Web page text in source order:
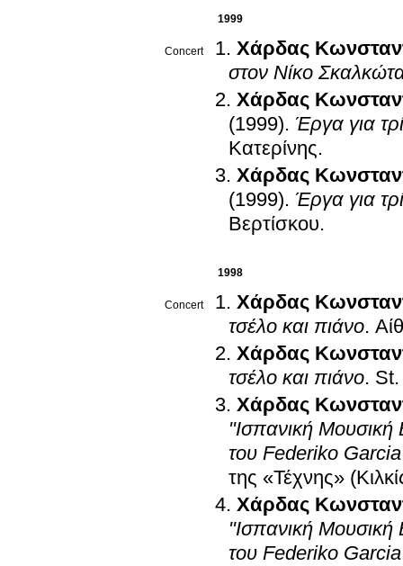
1999
Concert
Χάρδας
στον Νίκο
Χάρδας
(1999). Έργα για
Κατερίνης.
Χάρδας
(1999). Έργα για
Βερτίσκου.
1998
Concert
Χάρδας
τσέλο και πιάνο.
Χάρδας
τσέλο και πιάνο.
Χάρδας
"Ισπανική
του Federiko Garcia
της «Τέχνης»
Χάρδας
"Ισπανική
του Federiko